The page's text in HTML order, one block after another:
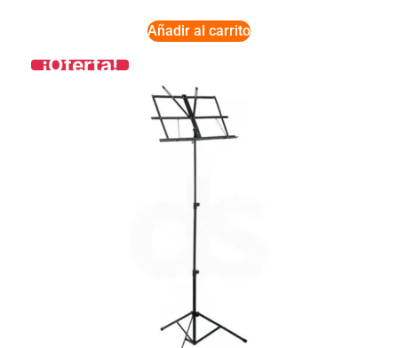
Añadir al carrito
¡Oferta!